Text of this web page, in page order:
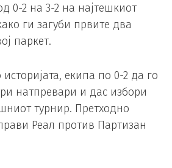
0-2 на 3-2 на најтешкиот
ги загуби првите два
паркет.
екипа по 0-2 да го
натпревари и дас избори
турнир. Претходно
Реал против Партизан